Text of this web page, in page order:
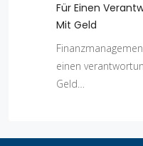
Für Einen
Mit Geld
einen
Geld…